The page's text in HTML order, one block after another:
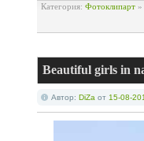
Категория: Фотоклипарт »
Beautiful girls in
Автор: DiZa от 15-08-